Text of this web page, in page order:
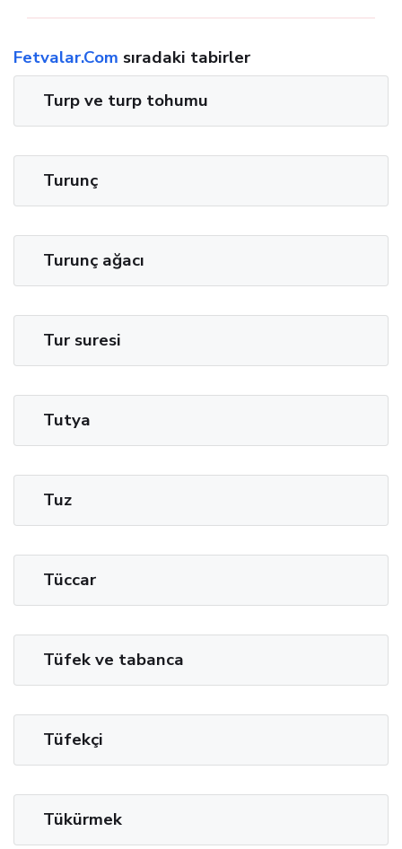
Fetvalar.Com sıradaki tabirler
Turp ve turp tohumu
Turunç
Turunç ağacı
Tur suresi
Tutya
Tuz
Tüccar
Tüfek ve tabanca
Tüfekçi
Tükürmek